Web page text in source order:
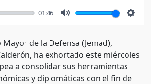
01:46
Mayor de la Defensa (Jemad),
ha exhortado este miércoles
a consolidar sus herramientas
y diplomáticas con el fin de